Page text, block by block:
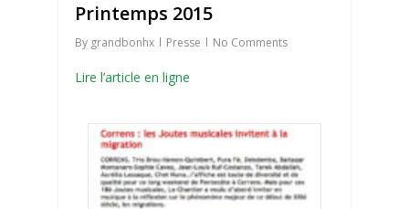
Printemps 2015
By grandbonhx Presse No Comments
Lire l’article en ligne